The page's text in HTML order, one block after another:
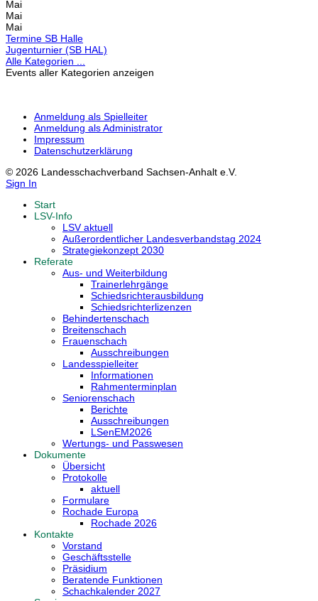
Mai
Mai
Mai
Termine SB Halle
Jugenturnier (SB HAL)
Alle Kategorien ...
Events aller Kategorien anzeigen
Anmeldung als Spielleiter
Anmeldung als Administrator
Impressum
Datenschutzerklärung
© 2026 Landesschachverband Sachsen-Anhalt e.V.
Sign In
Start
LSV-Info
LSV aktuell
Außerordentlicher Landesverbandstag 2024
Strategiekonzept 2030
Referate
Aus- und Weiterbildung
Trainerlehrgänge
Schiedsrichterausbildung
Schiedsrichterlizenzen
Behindertenschach
Breitenschach
Frauenschach
Ausschreibungen
Landesspielleiter
Informationen
Rahmenterminplan
Seniorenschach
Berichte
Ausschreibungen
LSenEM2026
Wertungs- und Passwesen
Dokumente
Übersicht
Protokolle
aktuell
Formulare
Rochade Europa
Rochade 2026
Kontakte
Vorstand
Geschäftsstelle
Präsidium
Beratende Funktionen
Schachkalender 2027